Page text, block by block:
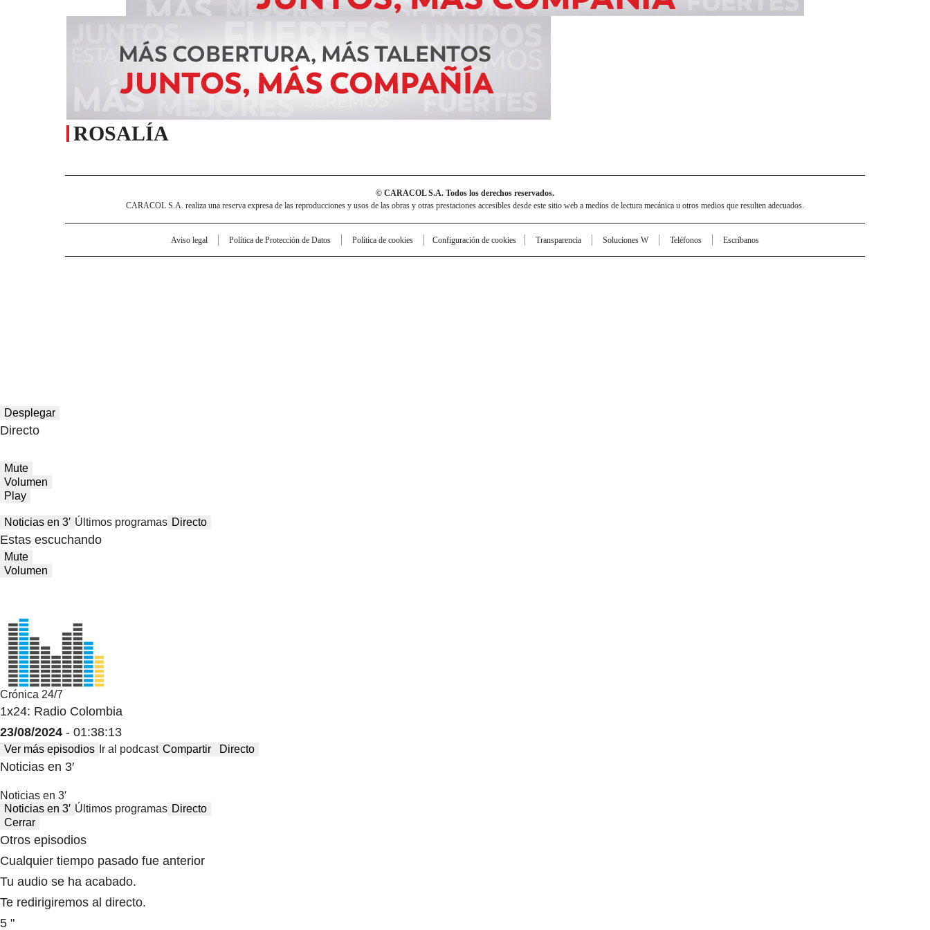
ROSALÍA
© CARACOL S.A. Todos los derechos reservados.
CARACOL S.A. realiza una reserva expresa de las reproducciones y usos de las obras y otras prestaciones accesibles desde este sitio web a medios de lectura mecánica u otros medios que resulten adecuados.
Aviso legal Política de Protección de Datos Política de cookies Configuración de cookies Transparencia Soluciones W Teléfonos Escríbanos
Desplegar
Directo
Mute
Volumen
Play
Noticias en 3′ Últimos programas Directo
Estas escuchando
Mute
Volumen
Crónica 24/7
1x24: Radio Colombia
23/08/2024 - 01:38:13
Ver más episodios Ir al podcast Compartir Directo
Noticias en 3′
Noticias en 3′
Noticias en 3′ Últimos programas Directo
Cerrar
Otros episodios
Cualquier tiempo pasado fue anterior
Tu audio se ha acabado.
Te redirigiremos al directo.
5 "